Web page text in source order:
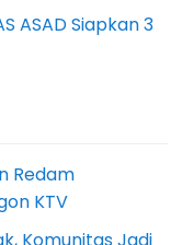
ASAD Siapkan 3
Redam
KTV
Komunitas Jadi